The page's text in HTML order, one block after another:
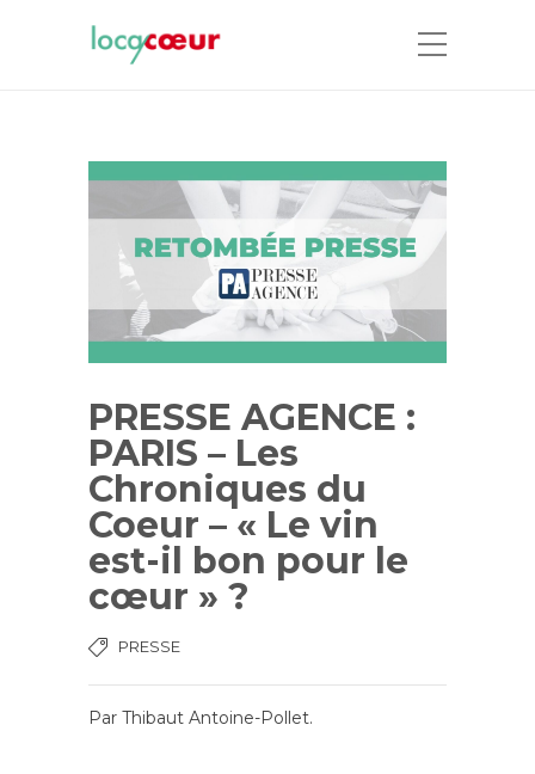
PRESSE AGENCE :
PARIS – Les
Chroniques du
Coeur – « Le vin
est-il bon pour le
cœur » ?
PRESSE
Par Thibaut Antoine-Pollet.